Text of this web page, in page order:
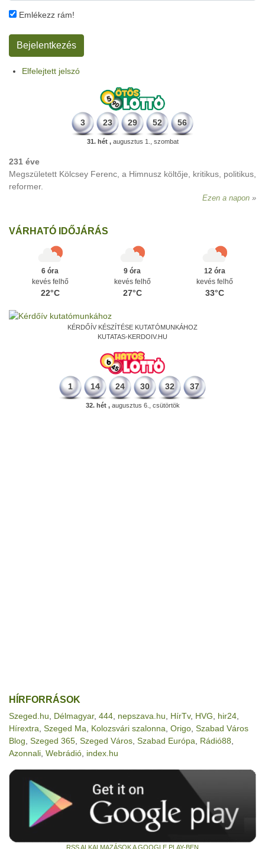
Emlékezz rám!
Elfelejtett jelszó
3 23 29 52 56
31. hét ,augusztus 1., szombat
231 éve
Megszületett Kölcsey Ferenc, a Himnusz költője, kritikus, politikus,
reformer.
Ezen a napon
VÁRHATÓ IDŐJÁRÁS
6 óra
kevés felhő
22°C
9 óra
kevés felhő
27°C
12 óra
kevés felhő
33°C
KÉRDŐÍV KÉSZÍTÉSE KUTATÓMUNKÁHOZ
KUTATAS-KERDOIV.HU
1 14 24 30 32 37
32. hét ,augusztus 6., csütörtök
HÍRFORRÁSOK
Szeged.hu Délmagyar, 444 nepszava.hu HírTv, HVG hir24
Hírextra Szeged Ma Kolozsvári szalonna Origo Szabad Város
Blog Szeged 365 Szeged Város Szabad Európa Rádió88
Azonnali Webrádió index.hu
RSS ALKALMAZÁSOK A GOOGLE PLAY-BEN